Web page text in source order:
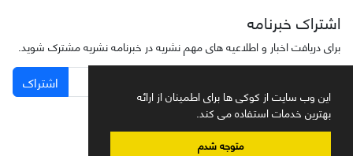
این وب سایت از کوکی ها برای اطمینان از ارائه
بهترین خدمات استفاده می کند.
متوجه شدم
اشتراک خبرنامه
برای دریافت اخبار و اطلاعیه های مهم نشریه در خبرنامه نشریه مشترک شوید.
اشتراک